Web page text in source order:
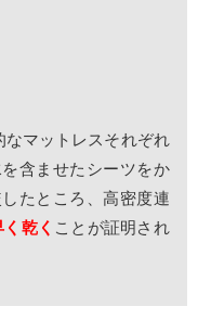
なマットレスそれぞれ
含ませたシーツをか
たところ、高密度連
乾く ことが証明され